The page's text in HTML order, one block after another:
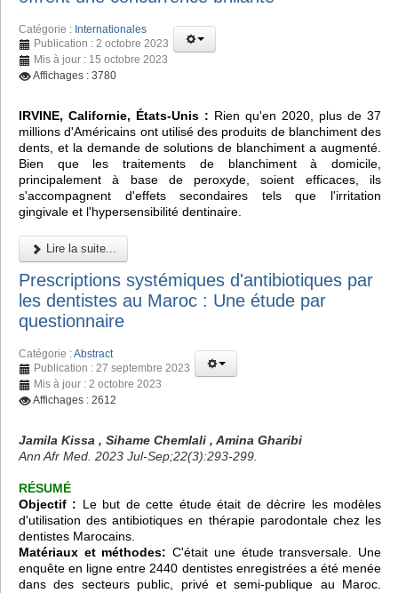
Catégorie : Internationales
Publication : 2 octobre 2023
Mis à jour : 15 octobre 2023
Affichages : 3780
IRVINE, Californie, États-Unis : Rien qu'en 2020, plus de 37
millions d'Américains ont utilisé des produits de blanchiment des
dents, et la demande de solutions de blanchiment a augmenté.
Bien que les traitements de blanchiment à domicile,
principalement à base de peroxyde, soient efficaces, ils
s'accompagnent d'effets secondaires tels que l'irritation
gingivale et l'hypersensibilité dentinaire.
Lire la suite...
Prescriptions systémiques d'antibiotiques par
les dentistes au Maroc : Une étude par
questionnaire
Catégorie :Abstract
Publication : 27 septembre 2023
Mis à jour : 2 octobre 2023
Affichages : 2612
Jamila Kissa , Sihame Chemlali , Amina Gharibi
Ann Afr Med. 2023 Jul-Sep;22(3):293-299.
RÉSUMÉ
Objectif : Le but de cette étude était de décrire les modèles
d'utilisation des antibiotiques en thérapie parodontale chez les
dentistes Marocains.
Matériaux et méthodes: C'était une étude transversale. Une
enquête en ligne entre 2440 dentistes enregistrées a été menée
dans des secteurs public, privé et semi-publique au Maroc.